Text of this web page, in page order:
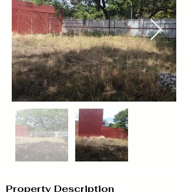
Property Description